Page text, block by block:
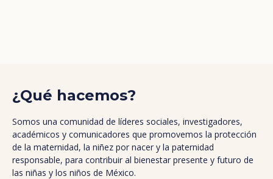
¿Qué hacemos?
Somos una comunidad de líderes sociales, investigadores,
académicos y comunicadores que promovemos la protección
de la maternidad, la niñez por nacer y la paternidad
responsable, para contribuir al bienestar presente y futuro de
las niñas y los niños de México.